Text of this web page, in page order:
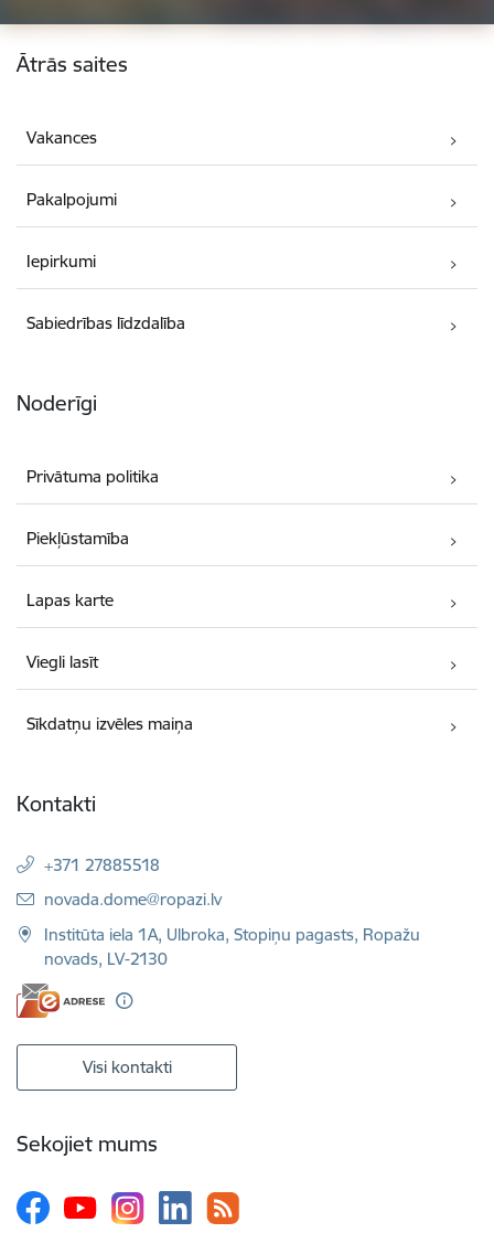
Kājene
Ātrās saites
Vakances
Pakalpojumi
Iepirkumi
Sabiedrības līdzdalība
Noderīgi
Privātuma politika
Piekļūstamība
Lapas karte
Viegli lasīt
Sīkdatņu izvēles maiņa
Kontakti
+371 27885518
E-pasts:
novada.dome@ropazi.lv
Institūta iela 1A, Ulbroka, Stopiņu pagasts, Ropažu
novads, LV-2130
Visi kontakti
Sekojiet mums